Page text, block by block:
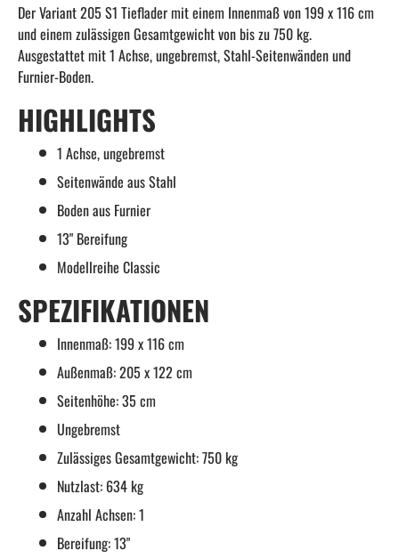
Der Variant 205 S1 Tieflader mit einem Innenmaß von 199 x 116 cm
und einem zulässigen Gesamtgewicht von bis zu 750 kg.
Ausgestattet mit 1 Achse, ungebremst, Stahl-Seitenwänden und
Furnier-Boden.
HIGHLIGHTS
1 Achse, ungebremst
Seitenwände aus Stahl
Boden aus Furnier
13" Bereifung
Modellreihe Classic
SPEZIFIKATIONEN
Innenmaß: 199 x 116 cm
Außenmaß: 205 x 122 cm
Seitenhöhe: 35 cm
Ungebremst
Zulässiges Gesamtgewicht: 750 kg
Nutzlast: 634 kg
Anzahl Achsen: 1
Bereifung: 13"